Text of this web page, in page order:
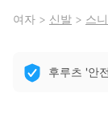
여자 > 신발 > 스
후루츠 '안